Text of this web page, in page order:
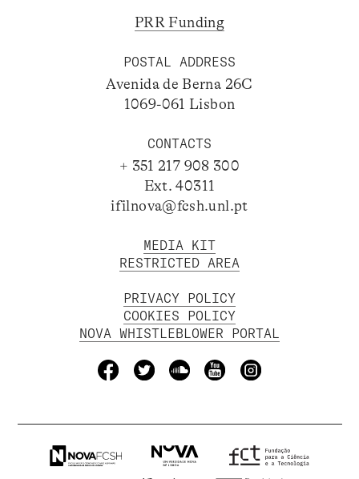
PRR Funding
POSTAL ADDRESS
Avenida de Berna 26C
1069-061 Lisbon
CONTACTS
+ 351 217 908 300
Ext. 40311
ifilnova@fcsh.unl.pt
MEDIA KIT
RESTRICTED AREA
PRIVACY POLICY
COOKIES POLICY
NOVA WHISTLEBLOWER PORTAL